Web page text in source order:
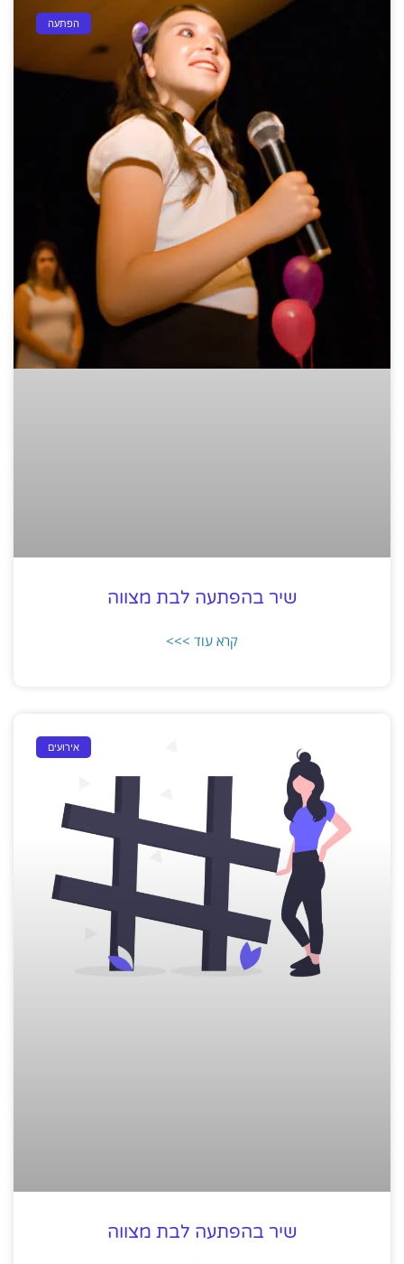
הפתעה
שיר בהפתעה לבת מצווה
קרא עוד >>>
אירועים
שיר בהפתעה לבת מצווה